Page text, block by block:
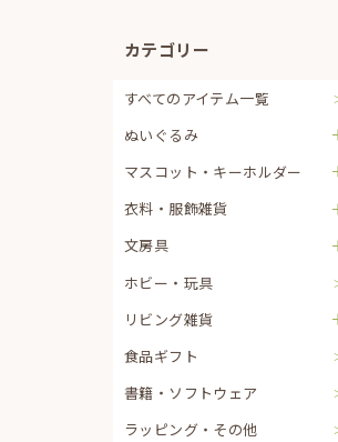
カテゴリー
すべてのアイテム一覧
ぬいぐるみ
マスコット・キーホルダー
衣料・服飾雑貨
文房具
ホビー・玩具
リビング雑貨
食品ギフト
書籍・ソフトウェア
ラッピング・その他